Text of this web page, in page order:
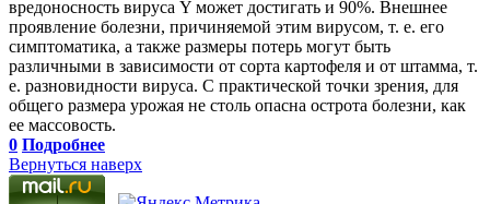
вредоносность вируса Y может достигать и 90%. Внешнее
проявление болезни, причиняемой этим вирусом, т. е. его
симптоматика, а также размеры потерь могут быть
различными в зависимости от сорта картофеля и от штамма, т.
е. разновидности вируса. С практической точки зрения, для
общего размера урожая не столь опасна острота болезни, как
ее массовость.
0 Подробнее
Вернуться наверх